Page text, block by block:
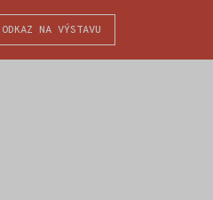
výstava Liberecké
ODKAZ NA VÝSTAVU